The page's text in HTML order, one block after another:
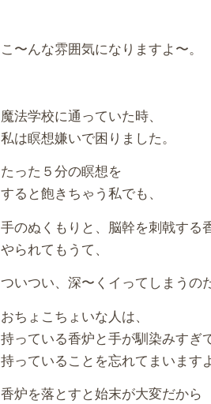
こ〜んな雰囲気になりますよ〜。
魔法学校に通っていた時、
私は瞑想嫌いで困りました。
たった５分の瞑想を
すると飽きちゃう私でも、
手のぬくもりと、脳幹を刺戟する
やられてもうて、
ついつい、深〜くイってしまうの
おちょこちょいな人は、
持っている香炉と手が馴染みすぎ
持っていることを忘れてまいますよ
香炉を落とすと始末が大変だから